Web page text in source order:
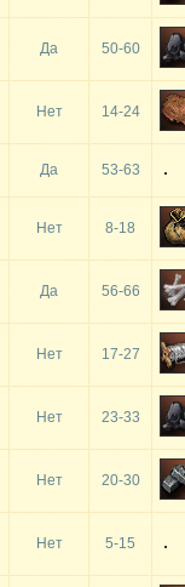
Да 50-60
Нет 14-24
Да 53-63
Нет 8-18
Да 56-66
Нет 17-27
Нет 23-33
Нет 20-30
Нет 5-15